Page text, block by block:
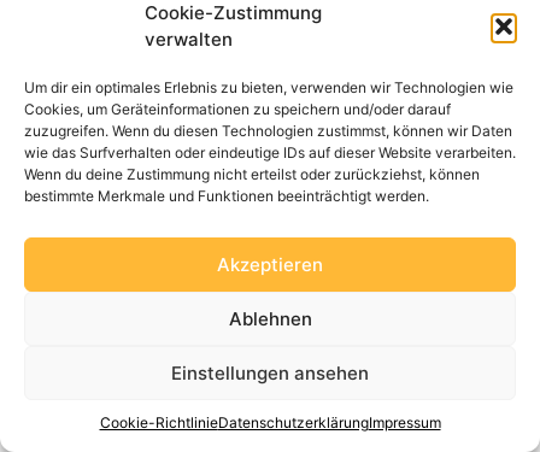
Cookie-Zustimmung
verwalten
Um dir ein optimales Erlebnis zu bieten, verwenden wir Technologien wie
Cookies, um Geräteinformationen zu speichern und/oder darauf
zuzugreifen. Wenn du diesen Technologien zustimmst, können wir Daten
wie das Surfverhalten oder eindeutige IDs auf dieser Website verarbeiten.
Wenn du deine Zustimmung nicht erteilst oder zurückziehst, können
bestimmte Merkmale und Funktionen beeinträchtigt werden.
Akzeptieren
Ablehnen
Einstellungen ansehen
Cookie-RichtlinieDatenschutzerklärungImpressum
Es fühlt sich an, als wäre gerade erst der Vorhang der
ein ganzes Jahr her. Und damit steht auch schon die
neue Saison vor der Tür – und die Proben laufen an.